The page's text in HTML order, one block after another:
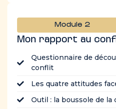
Module 2
Mon rapport au
Questionnaire de
conflit
Les quatre attitudes
Outil : la boussole de la